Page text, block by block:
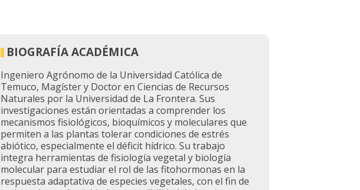
BIOGRAFÍA ACADÉMICA
Ingeniero Agrónomo de la Universidad Católica de
Temuco, Magíster y Doctor en Ciencias de Recursos
Naturales por la Universidad de La Frontera. Sus
investigaciones están orientadas a comprender los
mecanismos fisiológicos, bioquímicos y moleculares que
permiten a las plantas tolerar condiciones de estrés
abiótico, especialmente el déficit hídrico. Su trabajo
integra herramientas de fisiología vegetal y biología
molecular para estudiar el rol de las fitohormonas en la
respuesta adaptativa de especies vegetales, con el fin de